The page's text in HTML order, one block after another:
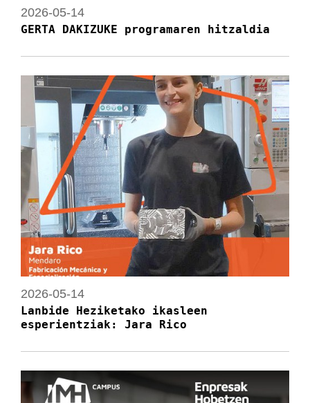
2026-05-14
GERTA DAKIZUKE programaren hitzaldia
2026-05-14
Lanbide Heziketako ikasleen
esperientziak: Jara Rico